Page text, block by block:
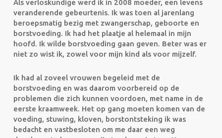
Als verloskundige werd ik in 2008 moeder, een levens
veranderende gebeurtenis. Ik was toen al jarenlang
beroepsmatig bezig met zwangerschap, geboorte en
borstvoeding. Ik had het plaatje al helemaal in mijn
hoofd. Ik wilde borstvoeding gaan geven. Beter was er
niet zo wist ik, zowel voor mijn kind als voor mijzelf.
Ik had al zoveel vrouwen begeleid met de
borstvoeding en was daarom voorbereid op de
problemen die zich kunnen voordoen, met name in de
eerste kraamweek. Het op gang moeten komen van de
voeding, stuwing, kloven, borstontsteking ik was
bedacht en vastbesloten om me daar een weg